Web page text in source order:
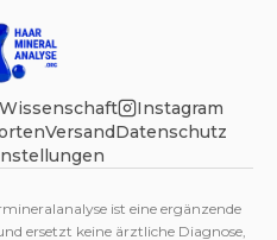
Wissenschaft
Instagram
VersandDatenschutz
ist eine ergänzende
ersetzt keine ärztliche Diagnose,